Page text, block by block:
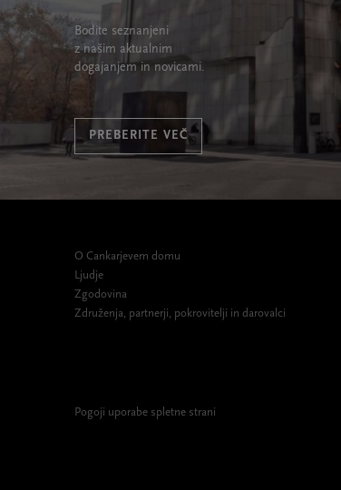
Bodite seznanjeni
z našim aktualnim
dogajanjem in novicami.
PREBERITE VEČ
O Cankarjevem domu
Ljudje
Zgodovina
Združenja, partnerji, pokrovitelji in darovalci
Pogoji uporabe spletne strani